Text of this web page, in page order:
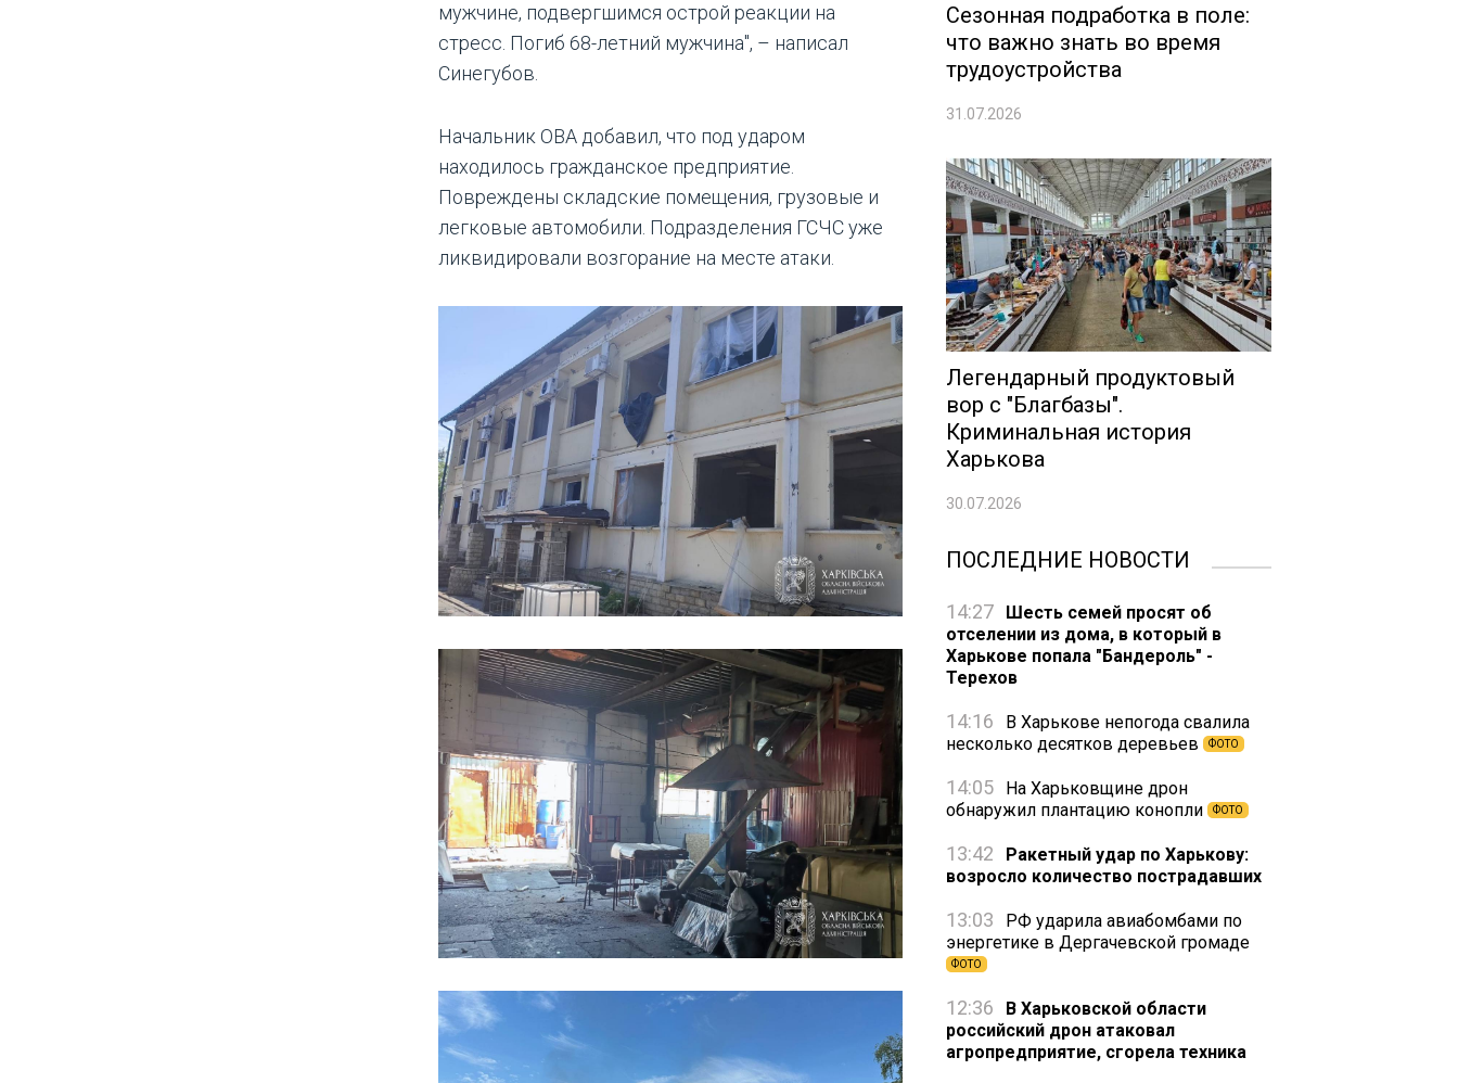
мужчине, подвергшимся острой реакции на
стресс. Погиб 68-летний мужчина", – написал
Синегубов.
Начальник ОВА добавил, что под ударом
находилось гражданское предприятие.
Повреждены складские помещения, грузовые и
легковые автомобили. Подразделения ГСЧС уже
ликвидировали возгорание на месте атаки.
Сезонная подработка в поле:
что важно знать во время
трудоустройства
31.07.2026
Легендарный продуктовый
вор с "Благбазы".
Криминальная история
Харькова
30.07.2026
ПОСЛЕДНИЕ НОВОСТИ
14:27
Шесть семей просят об
отселении из дома, в который в
Харькове попала "Бандероль" -
Терехов
14:16
В Харькове непогода свалила
несколько десятков деревьев
ФОТО
14:05
На Харьковщине дрон
обнаружил плантацию конопли
ФОТО
13:42
Ракетный удар по Харькову:
возросло количество пострадавших
13:03
РФ ударила авиабомбами по
энергетике в Дергачевской громаде
ФОТО
12:36
В Харьковской области
российский дрон атаковал
агропредприятие, сгорела техника